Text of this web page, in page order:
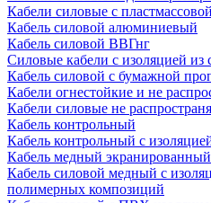
Кабели силовые с
Кабель силовой алюминиевый
Кабель силовой ВВГнг
Силовые кабели с изоляцией из
Кабель силовой с бумажной
Кабели огнестойкие и не
Кабели силовые не
Кабель контрольный
Кабель контрольный с
Кабель медный экранированный
Кабель силовой медный с
полимерных композиций